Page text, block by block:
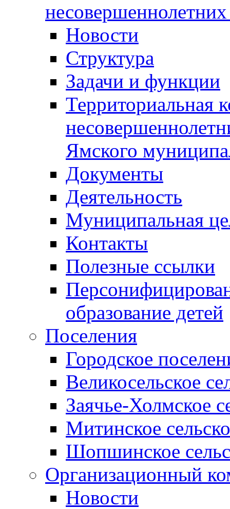
Новости
Структура
Задачи и функции
Территориальная
Ямского
Документы
Деятельность
Муниципальная
Контакты
Полезные ссылки
образование детей
Поселения
Городское
Великосельское
Заячье-Холмское
Митинское
Шопшинское
Организационный
Новости